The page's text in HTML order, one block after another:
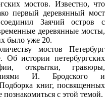
мостов. Известно, что
первый деревянный мост
Заячий остров с
деревянные мосты,
было уже 20.
мостов Петербург
Об истории петербургских
открытки, гравюры,
И. Бродского и
книг, посвященных
с этой темой.